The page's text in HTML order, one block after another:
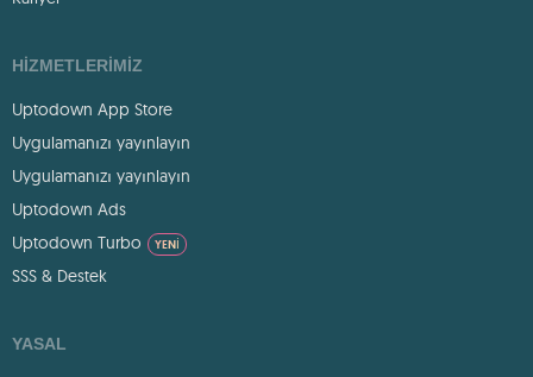
HIZMETLERIMIZ
Uptodown App Store
Uygulamanızı yayınlayın
Uygulamanızı yayınlayın
Uptodown Ads
Uptodown Turbo
YENI
SSS & Destek
YASAL